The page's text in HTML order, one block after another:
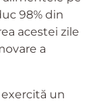
98% din
acestei zile
a
un